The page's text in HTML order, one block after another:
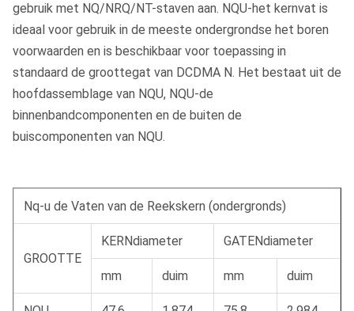
gebruik met NQ/NRQ/NT-staven aan. NQU-het kernvat is
ideaal voor gebruik in de meeste ondergrondse het boren
voorwaarden en is beschikbaar voor toepassing in
standaard de groottegat van DCDMA N. Het bestaat uit de
hoofdassemblage van NQU, NQU-de
binnenbandcomponenten en de buiten de
buiscomponenten van NQU.
Nq-u de Vaten van de Reekskern (ondergronds)
GROOTTE
KERNdiameter GATENdiameter
mm duim mm duim